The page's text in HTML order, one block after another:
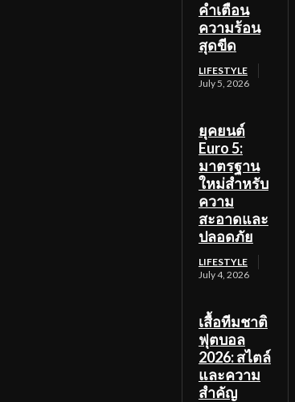
คำเตือน
ความร้อน
สุดขีด
LIFESTYLE
July 5, 2026
ยุคยนต์
Euro 5:
มาตรฐาน
ใหม่สำหรับ
ความ
สะอาดและ
ปลอดภัย
LIFESTYLE
July 4, 2026
เสื้อทีมชาติ
ฟุตบอล
2026: สไตล์
และความ
สำคัญ